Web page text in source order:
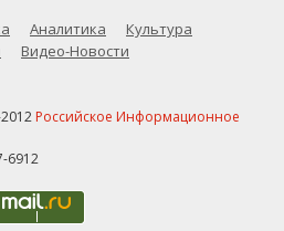
Аналитика
Культура
Видео-Новости
Российское Информационное
6912